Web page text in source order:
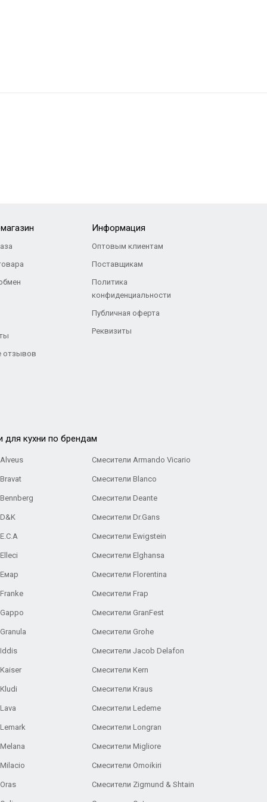
отзывов
Информация
Оптовым клиентам
Поставщикам
Политика
конфиденциальности
Публичная оферта
Реквизиты
для кухни по брендам
Смесители Armando Vicario
Смесители Blanco
Смесители Deante
Смесители Dr.Gans
Cмесители Ewigstein
Смесители Elghansa
Смесители Florentina
Смесители Frap
Смесители GranFest
Смесители Grohe
Смесители Jacob Delafon
Смесители Kern
Смесители Kraus
Смесители Ledeme
Смесители Longran
Смесители Migliore
Смесители Omoikiri
Смесители Zigmund & Shtain